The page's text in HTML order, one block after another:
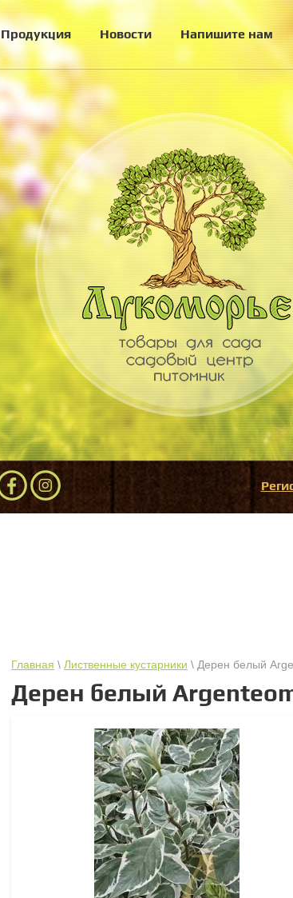
Продукция Новости Напишите нам
Главная \ Лиственные кустарники \ Дерен белый
Дерен белый